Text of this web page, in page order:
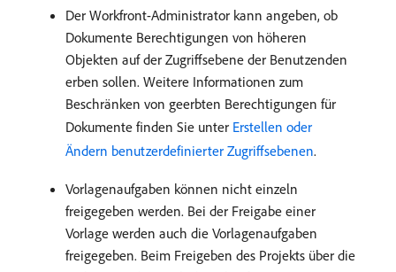
Der Workfront-Administrator kann angeben, ob
Dokumente Berechtigungen von höheren
Objekten auf der Zugriffsebene der Benutzenden
erben sollen. Weitere Informationen zum
Beschränken von geerbten Berechtigungen für
Dokumente finden Sie unter Erstellen oder
Ändern benutzerdefinierter Zugriffsebenen.
Vorlagenaufgaben können nicht einzeln
freigegeben werden. Bei der Freigabe einer
Vorlage werden auch die Vorlagenaufgaben
freigegeben. Beim Freigeben des Projekts über die